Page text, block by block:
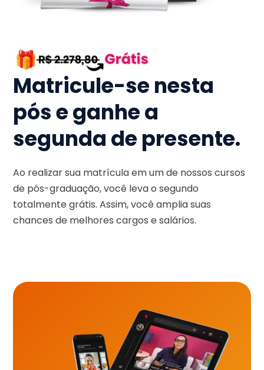
Matricule-se nesta
pós e ganhe a
segunda de presente.
Ao realizar sua matrícula em um de nossos cursos
de pós-graduação, você leva o segundo
totalmente grátis. Assim, você amplia suas
chances de melhores cargos e salários.